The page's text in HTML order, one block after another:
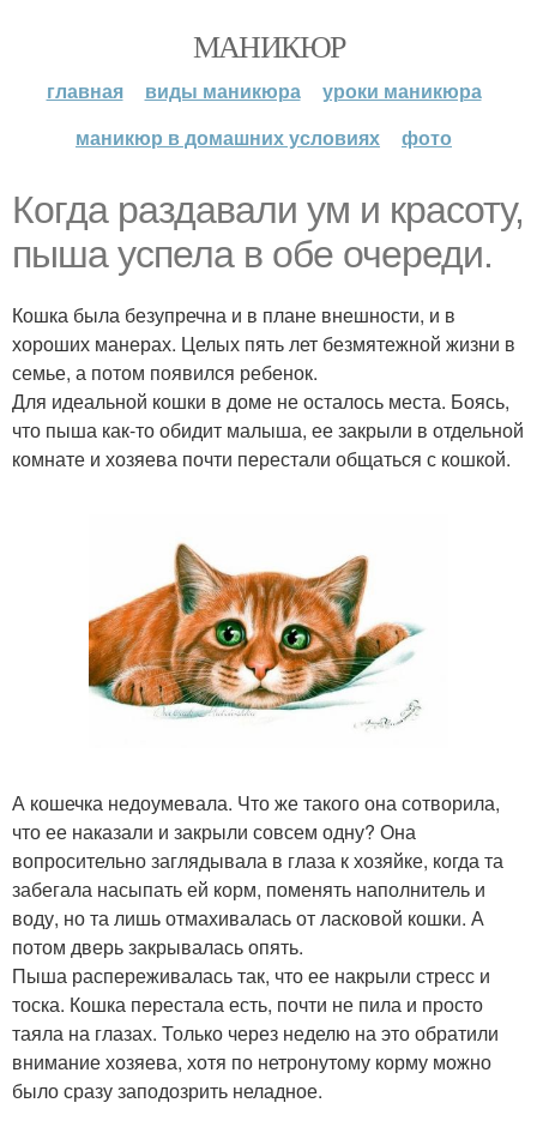
МАНИКЮР
главная виды маникюра
уроки маникюра
маникюр в домашних условиях
фото
Когда раздавали ум и красоту,
пыша успела в обе очереди.
Кошка была безупречна и в плане внешности, и в
хороших манерах. Целых пять лет безмятежной жизни в
семье, а потом появился ребенок.
Для идеальной кошки в доме не осталось места. Боясь,
что пыша как-то обидит малыша, ее закрыли в отдельной
комнате и хозяева почти перестали общаться с кошкой.
А кошечка недоумевала. Что же такого она сотворила,
что ее наказали и закрыли совсем одну? Она
вопросительно заглядывала в глаза к хозяйке, когда та
забегала насыпать ей корм, поменять наполнитель и
воду, но та лишь отмахивалась от ласковой кошки. А
потом дверь закрывалась опять.
Пыша распереживалась так, что ее накрыли стресс и
тоска. Кошка перестала есть, почти не пила и просто
таяла на глазах. Только через неделю на это обратили
внимание хозяева, хотя по нетронутому корму можно
было сразу заподозрить неладное.